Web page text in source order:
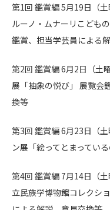
第1回 鑑賞編 5月19日（
ルーノ・ムナーリこども
鑑賞、担当学芸員による
第2回 鑑賞編 6月2日（土
展「抽象の悦び」 展覧会
換等
第3回 鑑賞編 6月23日（
ン展「絵ってとまっている
第4回 鑑賞編 7月14日（
立民族学博物館コレクシ